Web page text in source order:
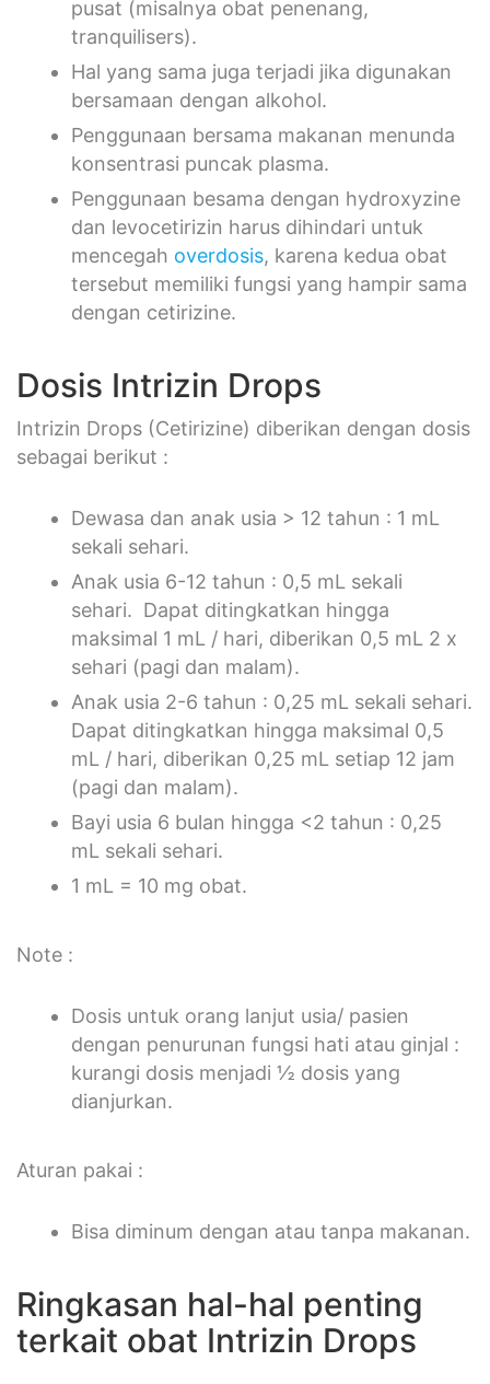
pusat (misalnya obat penenang,
tranquilisers).
Hal yang sama juga terjadi jika digunakan
bersamaan dengan alkohol.
Penggunaan bersama makanan menunda
konsentrasi puncak plasma.
Penggunaan besama dengan hydroxyzine
dan levocetirizin harus dihindari untuk
mencegah overdosis, karena kedua obat
tersebut memiliki fungsi yang hampir sama
dengan cetirizine.
Dosis Intrizin Drops
Intrizin Drops (Cetirizine) diberikan dengan dosis
sebagai berikut :
Dewasa dan anak usia > 12 tahun : 1 mL
sekali sehari.
Anak usia 6-12 tahun : 0,5 mL sekali
sehari. Dapat ditingkatkan hingga
maksimal 1 mL / hari, diberikan 0,5 mL 2 x
sehari (pagi dan malam).
Anak usia 2-6 tahun : 0,25 mL sekali sehari.
Dapat ditingkatkan hingga maksimal 0,5
mL / hari, diberikan 0,25 mL setiap 12 jam
(pagi dan malam).
Bayi usia 6 bulan hingga <2 tahun : 0,25
mL sekali sehari.
1 mL = 10 mg obat.
Note :
Dosis untuk orang lanjut usia/ pasien
dengan penurunan fungsi hati atau ginjal :
kurangi dosis menjadi ½ dosis yang
dianjurkan.
Aturan pakai :
Bisa diminum dengan atau tanpa makanan.
Ringkasan hal-hal penting
terkait obat Intrizin Drops